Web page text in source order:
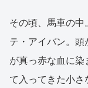
その頃、馬車の中
テ・アイバン。
が真っ赤な血に染
て入ってきた小さ